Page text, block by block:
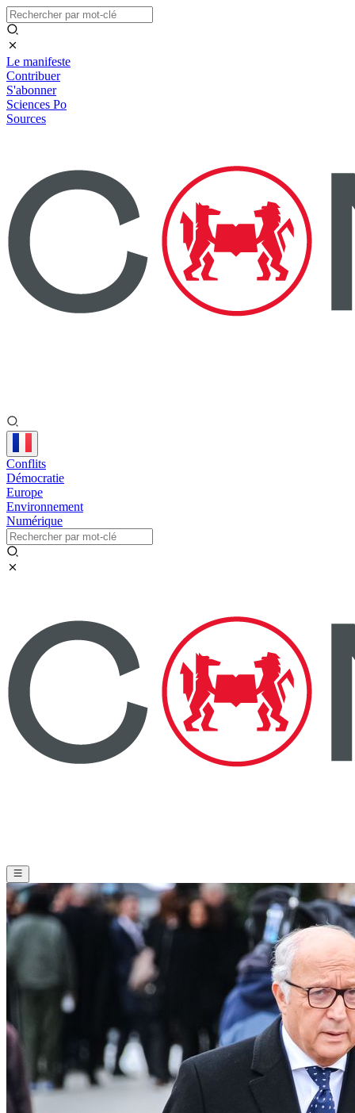
Le manifeste
Contribuer
S'abonner
Sciences Po
Sources
Conflits
Démocratie
Europe
Environnement
Numérique